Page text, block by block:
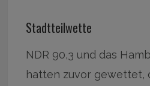
Stadtteilwette
NDR 90,3 und das
hatten zuvor gewettet,